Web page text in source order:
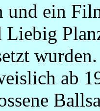
und ein
wurden.
ab